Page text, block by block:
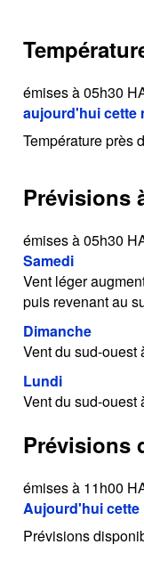
émises à 05h30
aujourd'hui cette
Température près
Prévisions
émises à 05h30
Samedi
Vent léger
puis revenant au
Dimanche
Vent du sud-ouest
Lundi
Vent du sud-ouest
Prévisions
émises à 11h00
Aujourd'hui cette
Prévisions